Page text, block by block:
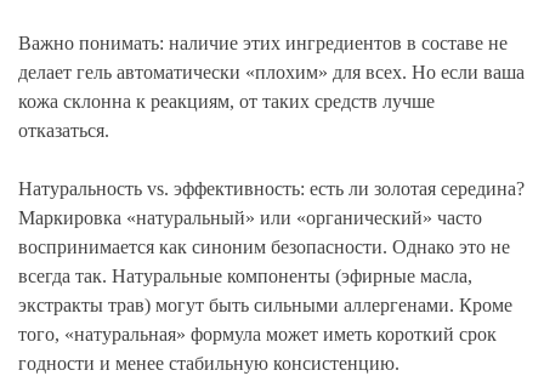
Важно понимать: наличие этих ингредиентов в составе не
делает гель автоматически «плохим» для всех. Но если ваша
кожа склонна к реакциям, от таких средств лучше
отказаться.
Натуральность vs. эффективность: есть ли золотая середина?
Маркировка «натуральный» или «органический» часто
воспринимается как синоним безопасности. Однако это не
всегда так. Натуральные компоненты (эфирные масла,
экстракты трав) могут быть сильными аллергенами. Кроме
того, «натуральная» формула может иметь короткий срок
годности и менее стабильную консистенцию.